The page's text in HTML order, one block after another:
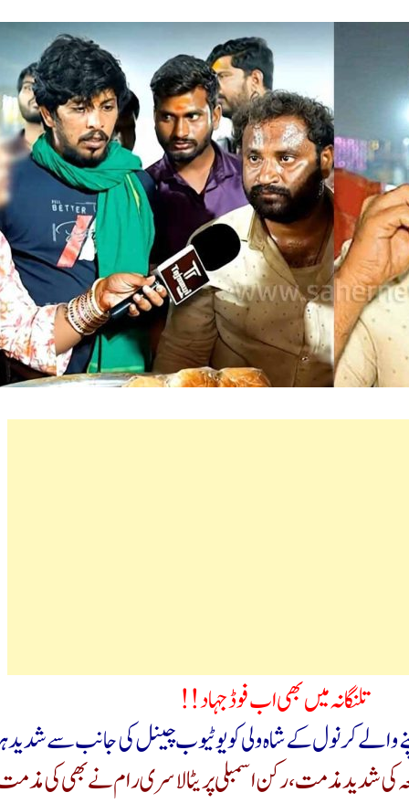
تلنگانہ میں بھی اب فوڈ جہاد ! !
والے کرنول کے شاہ ولی کویوٹیوب چینل کی جانب سے شدید
کی شدید مذمت ، رکن اسمبلی پریٹالا سری رام نے بھی کی